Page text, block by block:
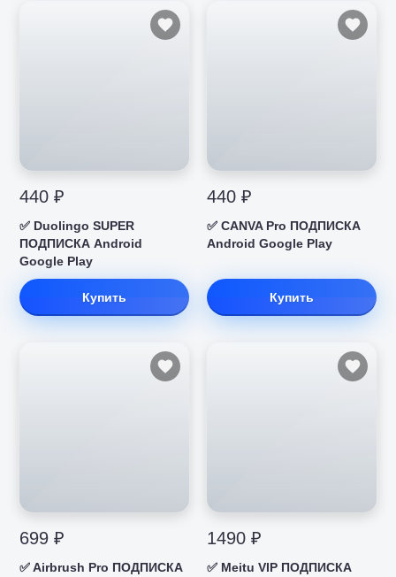
440 ₽
✅ Duolingo SUPER
ПОДПИСКА Android
Google Play
Купить
440 ₽
✅ CANVA Pro ПОДПИСКА
Android Google Play
Купить
699 ₽
✅ Airbrush Pro ПОДПИСКА
1490 ₽
✅ Meitu VIP ПОДПИСКА